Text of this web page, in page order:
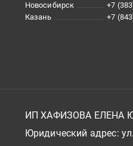
Новосибирск
+7
Казань
+7
ИП ХАФИЗОВА ЕЛЕНА
Юридический адрес: